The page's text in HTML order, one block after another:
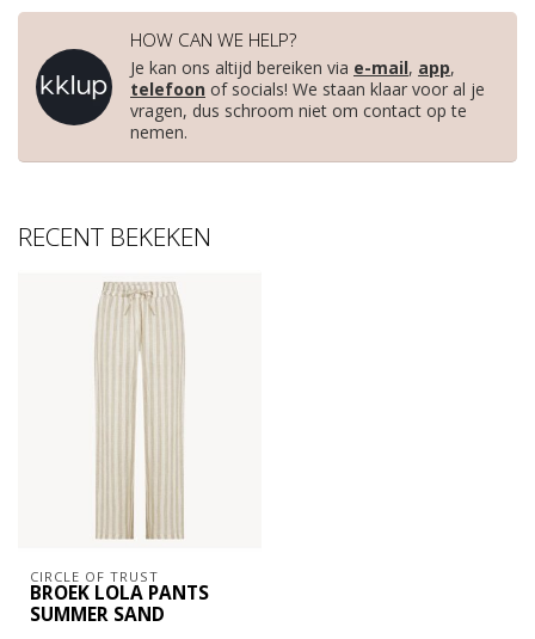
HOW CAN WE HELP?
Je kan ons altijd bereiken via e-mail, app,
telefoon of socials! We staan klaar voor al je
vragen, dus schroom niet om contact op te
nemen.
RECENT BEKEKEN
CIRCLE OF TRUST
BROEK LOLA PANTS
SUMMER SAND